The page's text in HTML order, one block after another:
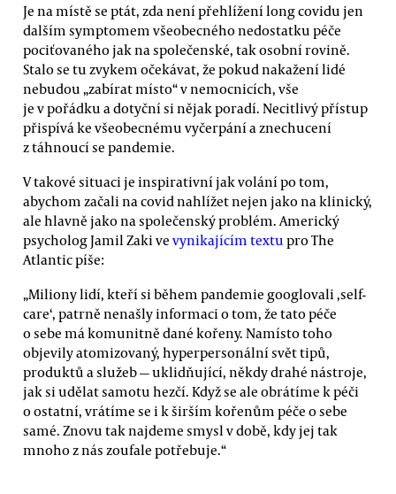
Je na místě se ptát, zda není přehlížení long covidu jen
dalším symptomem všeobecného nedostatku péče
pociťovaného jak na společenské, tak osobní rovině.
Stalo se tu zvykem očekávat, že pokud nakažení lidé
nebudou „zabírat místo“ v nemocnicích, vše
je v pořádku a dotyční si nějak poradí. Necitlivý přístup
přispívá ke všeobecnému vyčerpání a znechucení
z táhnoucí se pandemie.
V takové situaci je inspirativní jak volání po tom,
abychom začali na covid nahlížet nejen jako na klinický,
ale hlavně jako na společenský problém. Americký
psycholog Jamil Zaki ve vynikajícím textu pro The
Atlantic píše:
„Miliony lidí, kteří si během pandemie googlovali ‚self-
care‘, patrně nenašly informaci o tom, že tato péče
o sebe má komunitně dané kořeny. Namísto toho
objevily atomizovaný, hyperpersonální svět tipů,
produktů a služeb — uklidňující, někdy drahé nástroje,
jak si udělat samotu hezčí. Když se ale obrátíme k péči
o ostatní, vrátíme se i k širším kořenům péče o sebe
samé. Znovu tak najdeme smysl v době, kdy jej tak
mnoho z nás zoufale potřebuje.“